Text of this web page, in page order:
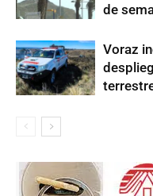
de
Voraz